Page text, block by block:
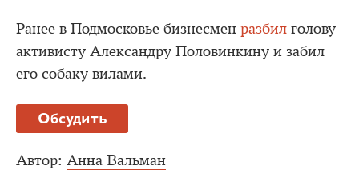
Ранее в Подмосковье бизнесмен разбил голову
активисту Александру Половинкину и забил
его собаку вилами.
Обсудить
Автор: Анна Вальман